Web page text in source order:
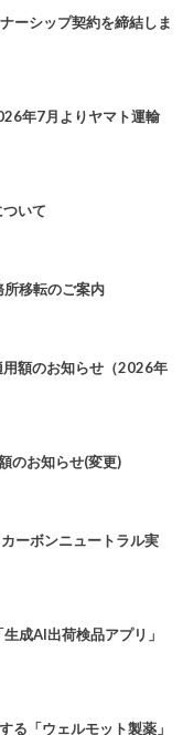
ーシップ契約を締結しま
年7月よりヤマト運輸
いて
移転のご案内
額のお知らせ（2026年
のお知らせ(変更)
ーボンニュートラル実
成AI出荷検品アプリ」
る「ウェルモット製薬」